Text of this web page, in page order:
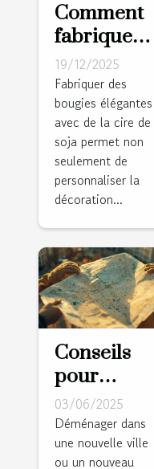
Comment
fabriquer
des
bougies
élégantes
avec de la
cire de soja
?
19/12/2025
Fabriquer des
bougies élégantes
avec de la cire de
soja permet non
seulement de
personnaliser la
décoration...
Conseils
pour
choisir un
quartier sûr
lorsque
03/06/2025
Déménager dans
une nouvelle ville
ou un nouveau